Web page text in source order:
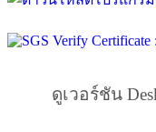
ดูเวอร์ชัน